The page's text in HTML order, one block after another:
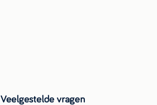
Veelgestelde vragen